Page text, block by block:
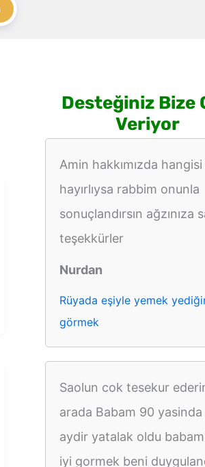
Desteğiniz Bize
Veriyor
Amin hakkımızda hangisi
hayırlıysa rabbim onunla
sonuçlandırsın ağzınıza
teşekkürler
Nurdan
Rüyada eşiyle yemek
görmek
Saolun cok tesekur
arada Babam 90 yasinda
aydir yatalak oldu
iyi gormek beni